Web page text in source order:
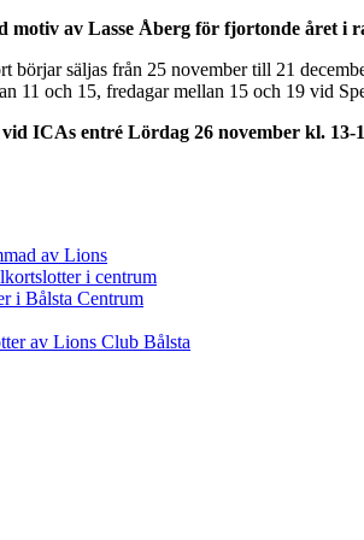
av Lasse Åberg för fjortonde året i
börjar säljas från 25 november till 21
11 och 15, fredagar mellan 15 och 19 vid
ICAs entré Lördag 26 november kl. 13-
av Lions
i centrum
i Bålsta Centrum
av Lions Club Bålsta